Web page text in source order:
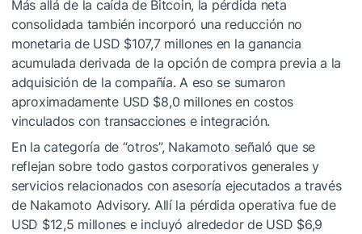
Más allá de la caída de Bitcoin, la pérdida neta
consolidada también incorporó una reducción no
monetaria de USD $107,7 millones en la ganancia
acumulada derivada de la opción de compra previa a la
adquisición de la compañía. A eso se sumaron
aproximadamente USD $8,0 millones en costos
vinculados con transacciones e integración.
En la categoría de “otros”, Nakamoto señaló que se
reflejan sobre todo gastos corporativos generales y
servicios relacionados con asesoría ejecutados a través
de Nakamoto Advisory. Allí la pérdida operativa fue de
USD $12,5 millones e incluyó alrededor de USD $6,9